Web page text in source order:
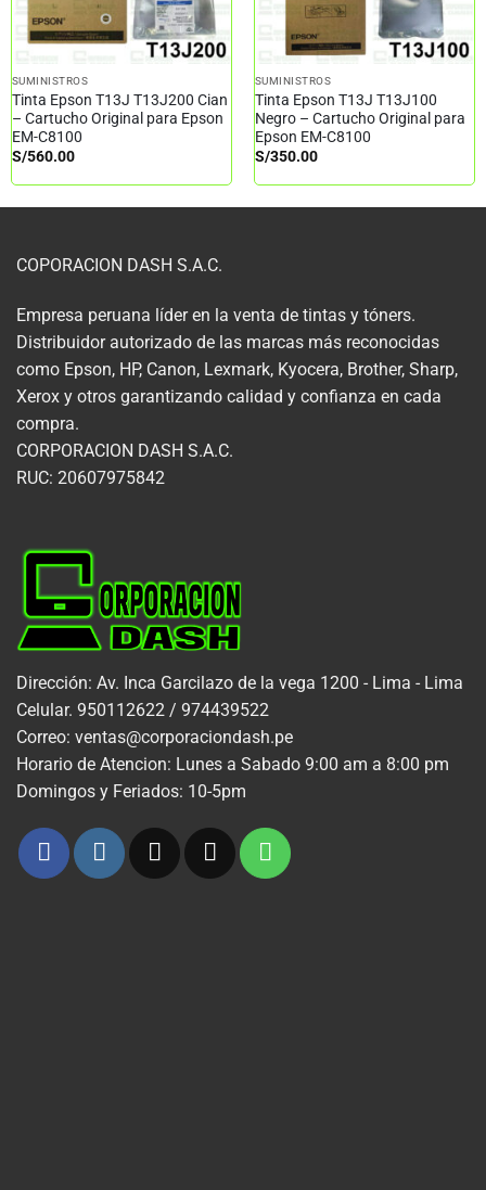
SUMINISTROS
Tinta Epson T13J T13J200 Cian
– Cartucho Original para Epson
EM-C8100
S/560.00
SUMINISTROS
Tinta Epson T13J T13J100
Negro – Cartucho Original para
Epson EM-C8100
S/350.00
COPORACION DASH S.A.C.
Empresa peruana líder en la venta de tintas y tóners.
Distribuidor autorizado de las marcas más reconocidas
como Epson, HP, Canon, Lexmark, Kyocera, Brother, Sharp,
Xerox y otros garantizando calidad y confianza en cada
compra.
CORPORACION DASH S.A.C.
RUC: 20607975842
Dirección: Av. Inca Garcilazo de la vega 1200 - Lima - Lima
Celular. 950112622 / 974439522
Correo: ventas@corporaciondash.pe
Horario de Atencion: Lunes a Sabado 9:00 am a 8:00 pm
Domingos y Feriados: 10-5pm